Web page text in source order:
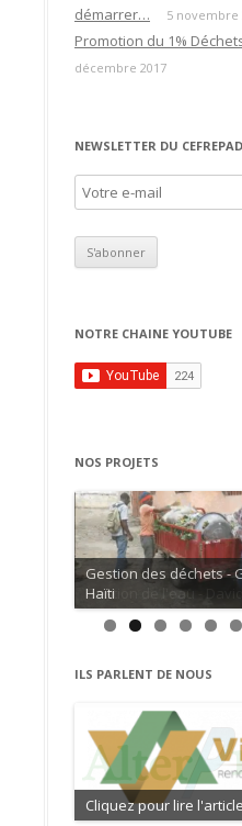
démarrer…
5 novembre
Promotion du 1%
décembre 2017
NEWSLETTER DU
NOTRE CHAINE YOUTUBE
NOS PROJETS
Gestion de l'eau -
ILS PARLENT DE NOUS
Cliquez pour lire l'article